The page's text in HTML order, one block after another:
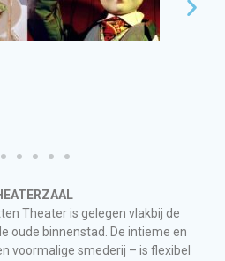
Theater is gelegen vlakbij de
oude binnenstad. De intieme en
voormalige smederij – is flexibel